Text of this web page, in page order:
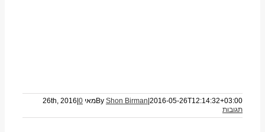
By Shon Birman 2016-05-26T12:14:32+03:00 מאי 26th, 2016 0
תגובות